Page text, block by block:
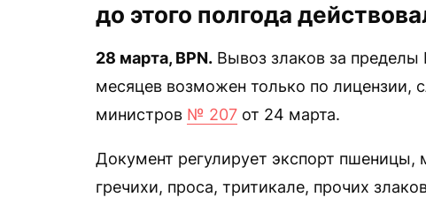
до этого полгода
28 марта, BPN. Вывоз злаков за
месяцев возможен только по лицензии,
министров № 207 от 24 марта.
Документ регулирует экспорт
гречихи, проса, тритикале, прочих